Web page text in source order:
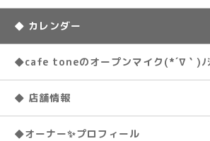
◆ カレンダー
◆cafe toneのオープンマイク(*´∇｀)
◆ 店舗情報
◆オーナー✨プロフィール